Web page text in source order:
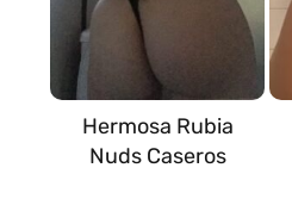
Hermosa Rubia
Nuds Caseros